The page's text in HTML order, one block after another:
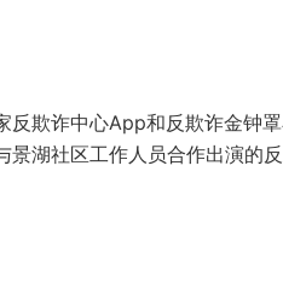
反欺诈中心App和反欺诈金钟
景湖社区工作人员合作出演的